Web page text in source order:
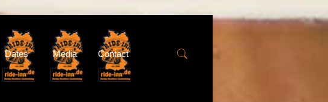
Dates Media Contact